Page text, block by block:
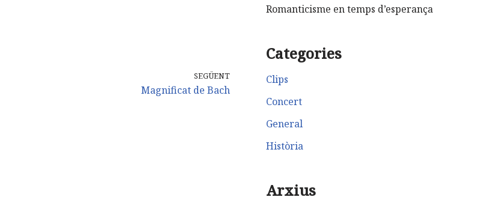
SEGÜENT
Magnificat de Bach
Romanticisme en temps d’esperança
Categories
Clips
Concert
General
Història
Arxius